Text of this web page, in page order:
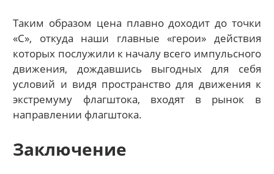
Таким образом цена плавно доходит до точки
«С», откуда наши главные «герои» действия
которых послужили к началу всего импульсного
движения, дождавшись выгодных для себя
условий и видя пространство для движения к
экстремуму флагштока, входят в рынок в
направлении флагштока.
Заключение